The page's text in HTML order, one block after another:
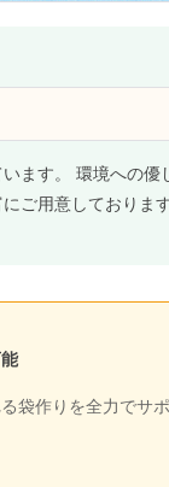
ます。 環境への
ご用意しております
作りを全力でサポ